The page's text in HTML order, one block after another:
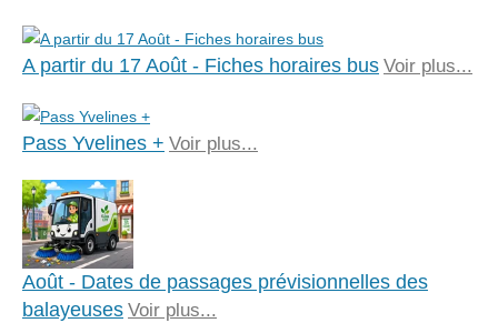
A partir du 17 Août - Fiches horaires bus Voir plus...
Pass Yvelines + Voir plus...
Août - Dates de passages prévisionnelles des
balayeuses Voir plus...